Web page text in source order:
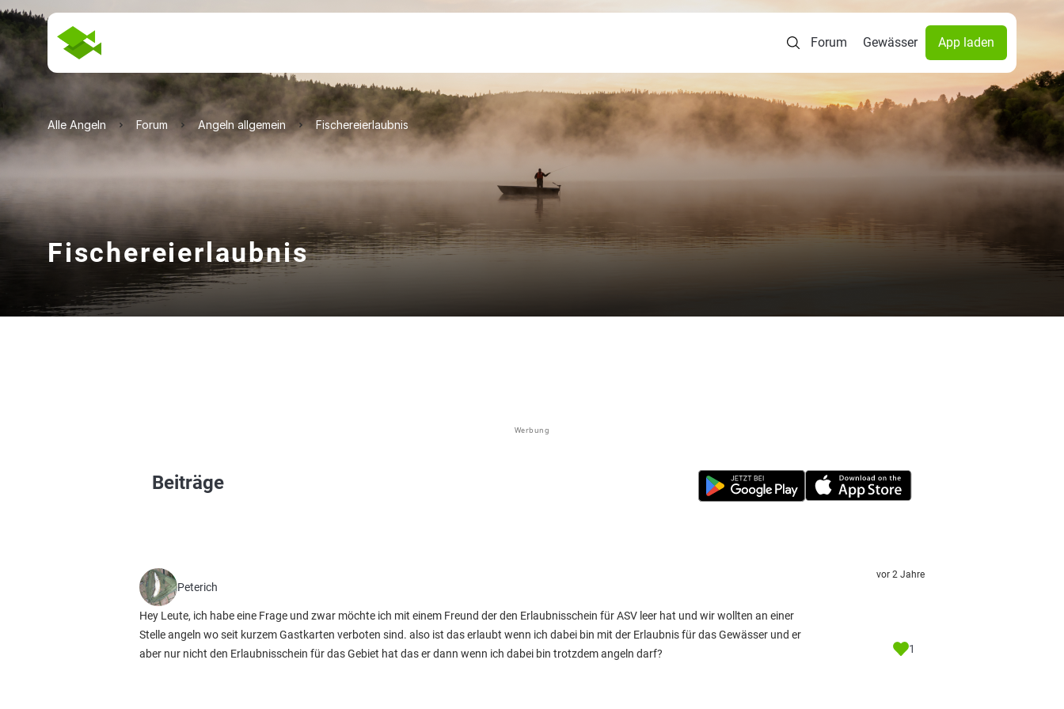
Forum Gewässer App laden
Alle Angeln Forum Angeln allgemein Fischereierlaubnis
Fischereierlaubnis
Werbung
Beiträge
Peterich
Hey Leute, ich habe eine Frage und zwar möchte ich mit einem Freund der den Erlaubnisschein für ASV leer hat und wir wollten an einer
Stelle angeln wo seit kurzem Gastkarten verboten sind. also ist das erlaubt wenn ich dabei bin mit der Erlaubnis für das Gewässer und er
aber nur nicht den Erlaubnisschein für das Gebiet hat das er dann wenn ich dabei bin trotzdem angeln darf?
vor 2 Jahre
1